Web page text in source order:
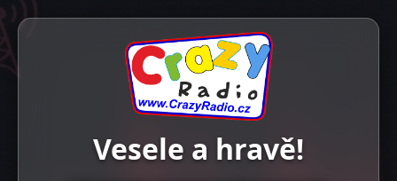
Vesele a hravě!